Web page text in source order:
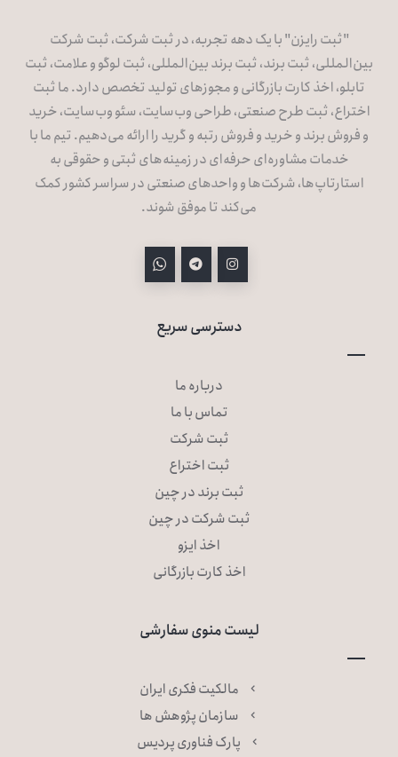
"ثبت رایزن" با یک دهه تجربه، در ثبت شرکت، ثبت شرکت
بین‌المللی، ثبت برند، ثبت برند بین‌المللی، ثبت لوگو و علامت، ثبت
تابلو، اخذ کارت بازرگانی و مجوزهای تولید تخصص دارد. ما ثبت
اختراع، ثبت طرح صنعتی، طراحی وب‌سایت، سئو وب‌سایت، خرید
و فروش برند و خرید و فروش رتبه و گرید را ارائه می‌دهیم. تیم ما با
خدمات مشاوره‌ای حرفه‌ای در زمینه‌های ثبتی و حقوقی به
استارتاپ‌ها، شرکت‌ها و واحدهای صنعتی در سراسر کشور کمک
می‌کند تا موفق شوند.
دسترسی سریع
درباره ما
تماس با ما
ثبت شرکت
ثبت اختراع
ثبت برند در چین
ثبت شرکت در چین
اخذ ایزو
اخذ کارت بازرگانی
لیست منوی سفارشی
مالکیت فکری ایران
سازمان پژوهش ها
پارک فناوری پردیس